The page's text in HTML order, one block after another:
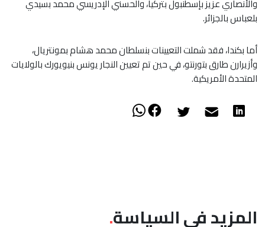
والأنصاري عزيز بإسطنبول بتركيا، والحسني الإدريسي محمد بسيدي
بلعباس بالجزائر.
أما بكندا، فقد شملت التعيينات بنسلطان محمد هشام بمونتريال،
وأزيرارن طارق بتورنتو، في حين تم تعيين النجار يونس بنيويورك بالولايات
المتحدة الأمريكية.
المزيد في السياسة